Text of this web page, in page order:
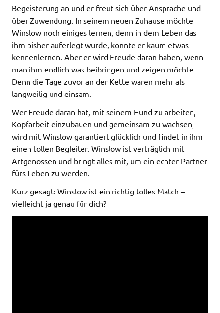
Begeisterung an und er freut sich über Ansprache und
über Zuwendung. In seinem neuen Zuhause möchte
Winslow noch einiges lernen, denn in dem Leben das
ihm bisher auferlegt wurde, konnte er kaum etwas
kennenlernen. Aber er wird Freude daran haben, wenn
man ihm endlich was beibringen und zeigen möchte.
Denn die Tage zuvor an der Kette waren mehr als
langweilig und einsam.
Wer Freude daran hat, mit seinem Hund zu arbeiten,
Kopfarbeit einzubauen und gemeinsam zu wachsen,
wird mit Winslow garantiert glücklich und findet in ihm
einen tollen Begleiter. Winslow ist verträglich mit
Artgenossen und bringt alles mit, um ein echter Partner
fürs Leben zu werden.
Kurz gesagt: Winslow ist ein richtig tolles Match –
vielleicht ja genau für dich?